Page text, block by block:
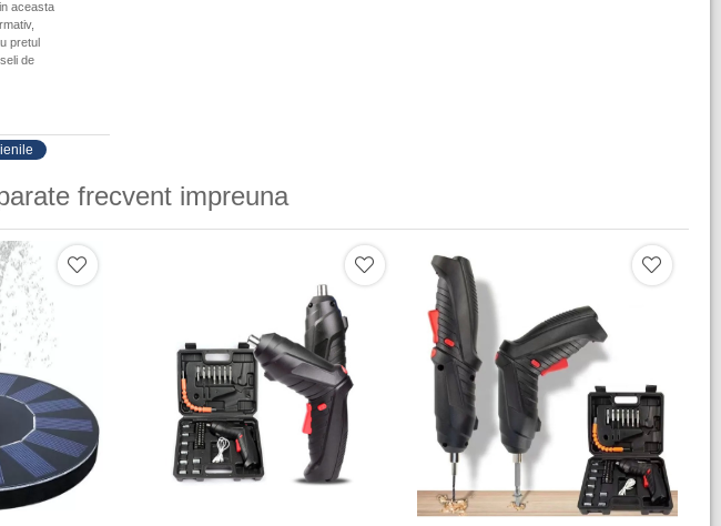
aceasta
pretul
de
frecvent impreuna